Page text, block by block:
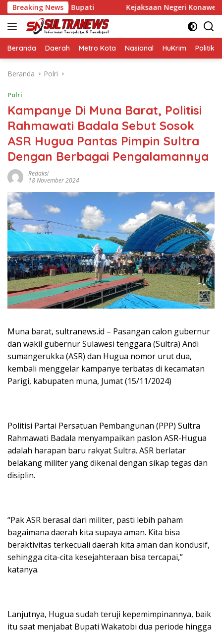
Langsung
ke
konten
Breaking News
dan Wakil Bupati Kejaksaan Negeri Konawe Usut
Beranda Daerah Metro Kota Nasional HuKrim Politik
Beranda Polri
Polri
Kampanye Di Muna Barat, Politisi
Rahmawati Badala Sebut Sosok
ASR Hugua Pantas Pimpin Sultra
Dengan Berbagai Pengalamannya
Redaksi
18 November 2024
Muna barat, sultranews.id – Pasangan calon gubernur
dan wakil gubernur Sulawesi tenggara (Sultra) Andi
sumangerukka (ASR) dan Hugua nomor urut dua,
kembali menggelar kampanye terbatas di kecamatan
Parigi, kabupaten muna, Jumat (15/11/2024)
Politisi Partai Persatuan Pembangunan (PPP) Sultra
Rahmawati Badala menyampaikan paslon ASR-Hugua
adalah harapan baru rakyat Sultra. ASR berlatar
belakang militer yang dikenal dengan sikap tegas dan
disiplin.
“Pak ASR berasal dari militer, pasti lebih paham
bagaimana daerah kita supaya aman. Kita bisa
beraktivitas terkecuali daerah kita aman dan kondusif,
sehingga cita-cita kesejahteraan bisa tercapai,”
katanya.
Lanjutnya, Hugua sudah teruji kepemimpinannya, baik
itu saat menjabat Bupati Wakatobi dua periode hingga